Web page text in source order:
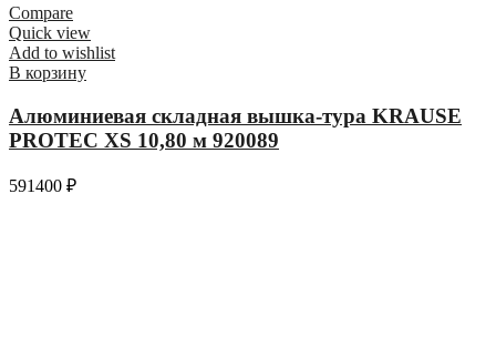
Compare
Quick view
Add to wishlist
В корзину
Алюминиевая складная вышка-тура KRAUSE
PROTEC XS 10,80 м 920089
591400 ₽